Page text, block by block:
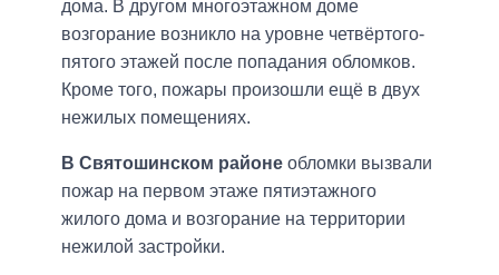
дома. В другом многоэтажном доме
возгорание возникло на уровне четвёртого-
пятого этажей после попадания обломков.
Кроме того, пожары произошли ещё в двух
нежилых помещениях.
В Святошинском районе обломки вызвали
пожар на первом этаже пятиэтажного
жилого дома и возгорание на территории
нежилой застройки.